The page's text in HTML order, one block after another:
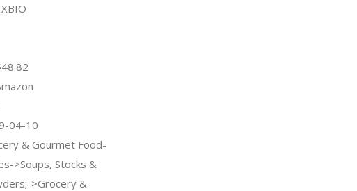
04-10
& Gourmet Food-
>Soups, Stocks &
>Grocery &